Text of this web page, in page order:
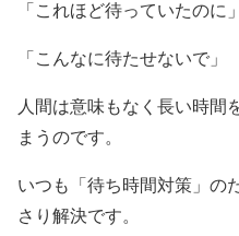
「これほど待っていたのに」
「こんなに待たせないで」
人間は意味もなく長い時間
まうのです。
いつも「待ち時間対策」の
さり解決です。